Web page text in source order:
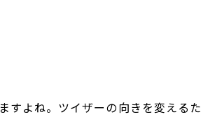
すよね。ツイザーの向きを変えるた